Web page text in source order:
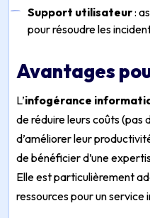
Support utilisateur:
pour résoudre les
Avantages
L’infogérance
de réduire leurs coûts (pas
d’améliorer leur
de bénéficier d’une
Elle est particulièrement
ressources pour un